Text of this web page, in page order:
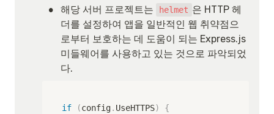
• 해당 서버 프로젝트는 helmet 은 HTTP 헤
더를 설정하여 앱을 일반적인 웹 취약점으
로부터 보호하는 데 도움이 되는 Express.js
미들웨어를 사용하고 있는 것으로 파악되었
다.
if (config. UseHTTPS)
{